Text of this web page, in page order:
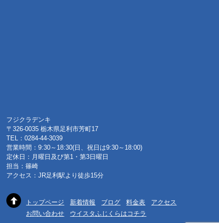
フジクラデンキ
〒326-0035 栃木県足利市芳町17
TEL：0284-44-3039
営業時間：9:30～18:30(日、祝日は9:30～18:00)
定休日：月曜日及び第1・第3日曜日
担当：篠崎
アクセス：JR足利駅より徒歩15分
トップページ 新着情報 ブログ 料金表
アクセス
お問い合わせ
ウイスタふじくらはコチラ